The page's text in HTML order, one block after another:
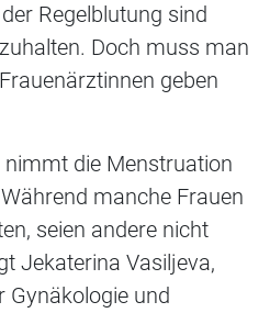
Regelblutung sind
Doch muss man
geben
nimmt die Menstruation
manche Frauen
seien andere nicht
Jekaterina Vasiljeva,
Gynäkologie und